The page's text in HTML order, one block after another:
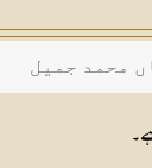
محمد جمیل